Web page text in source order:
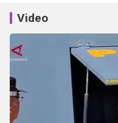
Video